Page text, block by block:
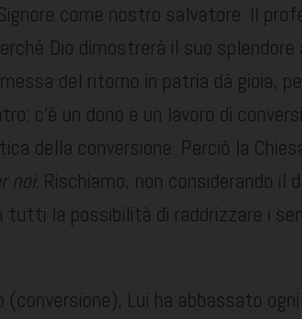
come nostro salvatore. Il
Dio dimostrerà il suo splendore
del ritorno in patria dà gioia,
c’è un dono e un lavoro di
della conversione. Perciò la
noi. Rischiamo, non considerando il
tutti la possibilità di raddrizzare i
Lui ha abbassato